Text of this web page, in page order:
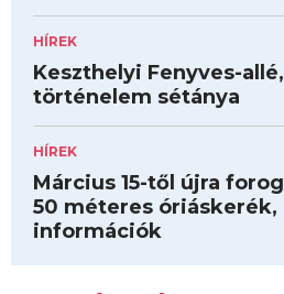
HÍREK
Keszthelyi Fenyves-
történelem sétánya
HÍREK
Március 15-től újra
50 méteres óriáskerék,
információk